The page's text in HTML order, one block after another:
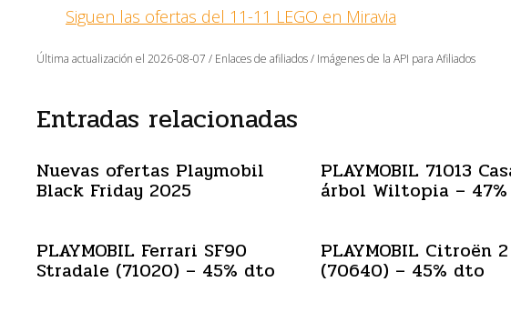
Siguen las ofertas del 11-11 LEGO en Miravia
Última actualización el 2026-08-07 / Enlaces de afiliados / Imágenes de la API para Afiliados
Entradas relacionadas
Nuevas ofertas Playmobil
Black Friday 2025
PLAYMOBIL 71013
árbol Wiltopia –
PLAYMOBIL Ferrari SF90
Stradale (71020) – 45% dto
PLAYMOBIL Citroën
(70640) – 45% dto